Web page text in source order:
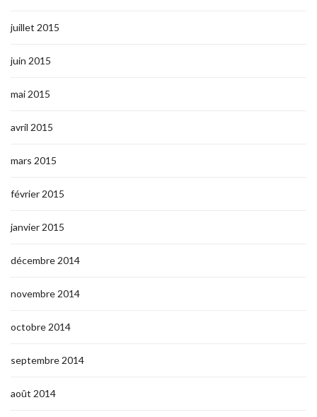
juillet 2015
juin 2015
mai 2015
avril 2015
mars 2015
février 2015
janvier 2015
décembre 2014
novembre 2014
octobre 2014
septembre 2014
août 2014